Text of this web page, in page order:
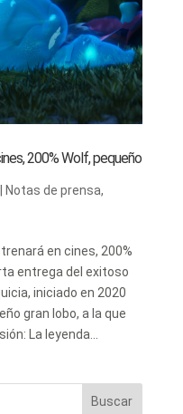
200% Wolf, pequeño
Notas de prensa,
en cines, 200%
entrega del exitoso
iniciado en 2020
gran lobo, a la que
La leyenda...
Buscar